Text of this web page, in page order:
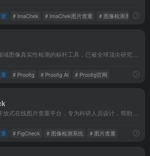
# ImaChek # ImaChek图片查重 # 图像检测系统
# Proofig # Proofig AI # Proofig官网
# FigCheck‌ # 图像检测系统 # 图片查重